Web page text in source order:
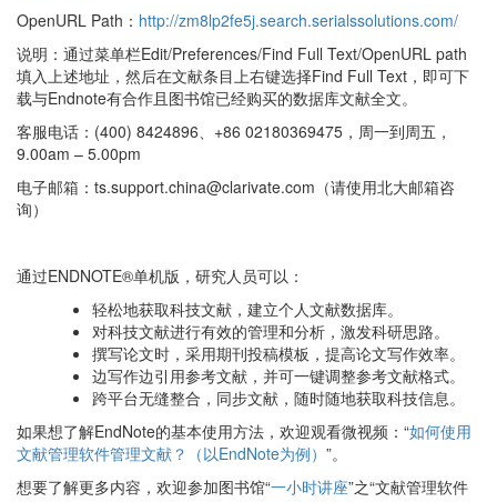
OpenURL Path： http://zm8lp2fe5j.search.serialssolutions.com/
说明：通过菜单栏Edit/Preferences/Find Full Text/OpenURL path
填入上述地址，然后在文献条目上右键选择Find Full Text，即可下
载与Endnote有合作且图书馆已经购买的数据库文献全文。
客服电话：(400) 8424896、+86 02180369475，周一到周五，
9.00am – 5.00pm
电子邮箱：ts.support.china@clarivate.com（请使用北大邮箱咨
询）
通过ENDNOTE®单机版，研究人员可以：
轻松地获取科技文献，建立个人文献数据库。
对科技文献进行有效的管理和分析，激发科研思路。
撰写论文时，采用期刊投稿模板，提高论文写作效率。
边写作边引用参考文献，并可一键调整参考文献格式。
跨平台无缝整合，同步文献，随时随地获取科技信息。
如果想了解EndNote的基本使用方法，欢迎观看微视频：“如何使用
文献管理软件管理文献？（以EndNote为例） ”。
想要了解更多内容，欢迎参加图书馆“一小时讲座”之“文献管理软件